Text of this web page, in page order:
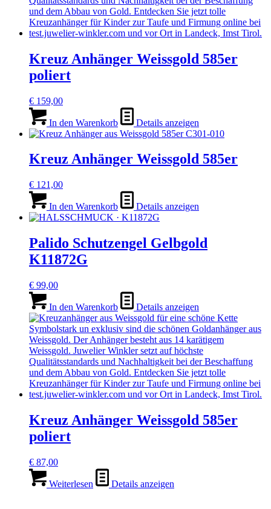
Kreuz Anhänger Weissgold 585er
poliert
€ 159,00
In den Warenkorb Details anzeigen
Kreuz Anhänger Weissgold 585er
€ 121,00
In den Warenkorb Details anzeigen
Palido Schutzengel Gelbgold
K11872G
€ 99,00
In den Warenkorb Details anzeigen
Kreuz Anhänger Weissgold 585er
poliert
€ 87,00
Weiterlesen Details anzeigen